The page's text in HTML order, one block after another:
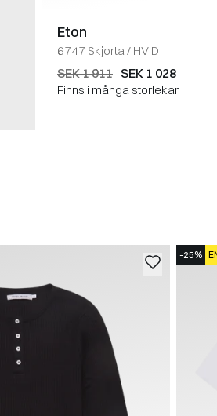
Eton
6747 Skjorta / HVID
SEK 1 911 SEK 1 028
Finns i många storlekar
-25%